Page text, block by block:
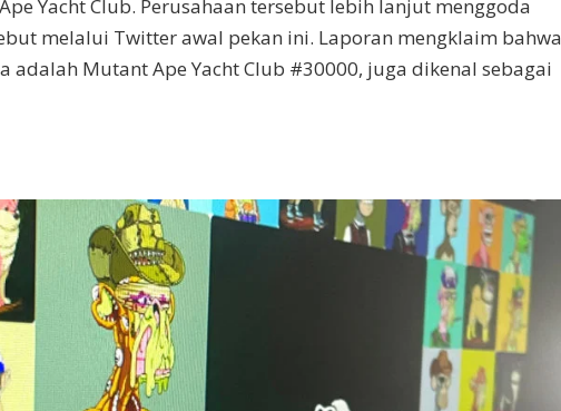
Yacht Club. Perusahaan tersebut lebih lanjut menggoda
melalui Twitter awal pekan ini. Laporan mengklaim bahwa
adalah Mutant Ape Yacht Club #30000, juga dikenal sebagai